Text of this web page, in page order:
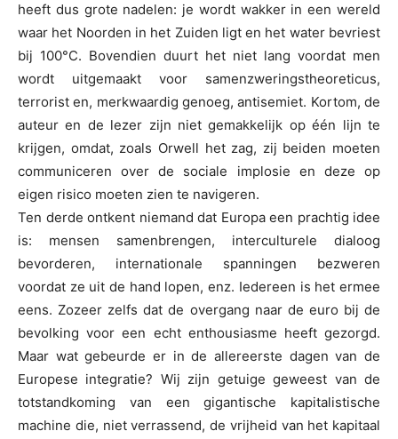
heeft dus grote nadelen: je wordt wakker in een wereld
waar het Noorden in het Zuiden ligt en het water bevriest
bij 100°C. Bovendien duurt het niet lang voordat men
wordt uitgemaakt voor samenzweringstheoreticus,
terrorist en, merkwaardig genoeg, antisemiet. Kortom, de
auteur en de lezer zijn niet gemakkelijk op één lijn te
krijgen, omdat, zoals Orwell het zag, zij beiden moeten
communiceren over de sociale implosie en deze op
eigen risico moeten zien te navigeren.
Ten derde ontkent niemand dat Europa een prachtig idee
is: mensen samenbrengen, interculturele dialoog
bevorderen, internationale spanningen bezweren
voordat ze uit de hand lopen, enz. Iedereen is het ermee
eens. Zozeer zelfs dat de overgang naar de euro bij de
bevolking voor een echt enthousiasme heeft gezorgd.
Maar wat gebeurde er in de allereerste dagen van de
Europese integratie? Wij zijn getuige geweest van de
totstandkoming van een gigantische kapitalistische
machine die, niet verrassend, de vrijheid van het kapitaal